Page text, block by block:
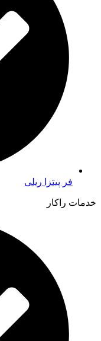
فر پیتزا ریلی
خدمات راکار